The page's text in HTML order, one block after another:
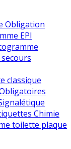
Obligation
EPI
classique
Chimie
toilette plaque